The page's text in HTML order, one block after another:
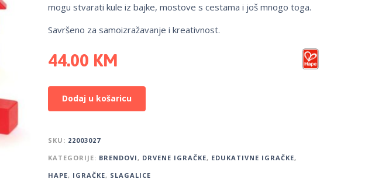
mogu stvarati kule iz bajke, mostove s cestama i još mnogo toga.
Savršeno za samoizražavanje i kreativnost.
44.00 KM
Dodaj u košaricu
SKU: 22003027
KATEGORIJE: BRENDOVI, DRVENE IGRAČKE, EDUKATIVNE IGRAČKE,
HAPE, IGRAČKE, SLAGALICE